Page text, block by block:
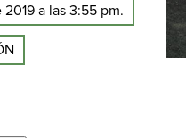
a las 3:55 pm.